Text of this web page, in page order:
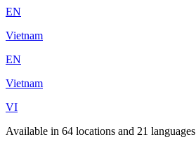
EN
Vietnam
EN
Vietnam
VI
Available in 64 locations and 21 languages